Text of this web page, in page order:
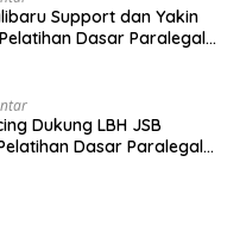
Support dan Yakin
Dasar Paralegal
Dukung LBH JSB
Dasar Paralegal